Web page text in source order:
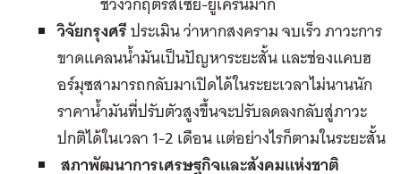
วิจัยกรุงศรีประเมิน ว่าหากสงคราม จบเร็ว ภาวะการ
ขาดแคลนน้ำมันเป็นปัญหาระยะสั้น และช่องแคบฮ
อร์มุซสามารถกลับมาเปิดได้ในระยะเวลาไม่นานนัก
ราคาน้ำมันที่ปรับตัวสูงขึ้นจะปรับลดลงกลับสู่ภาวะ
ปกติได้ในเวลา 1-2 เดือน แต่อย่างไรก็ตามในระยะสั้น
สภาพัฒนาการเศรษฐกิจและสังคมแห่งชาติ